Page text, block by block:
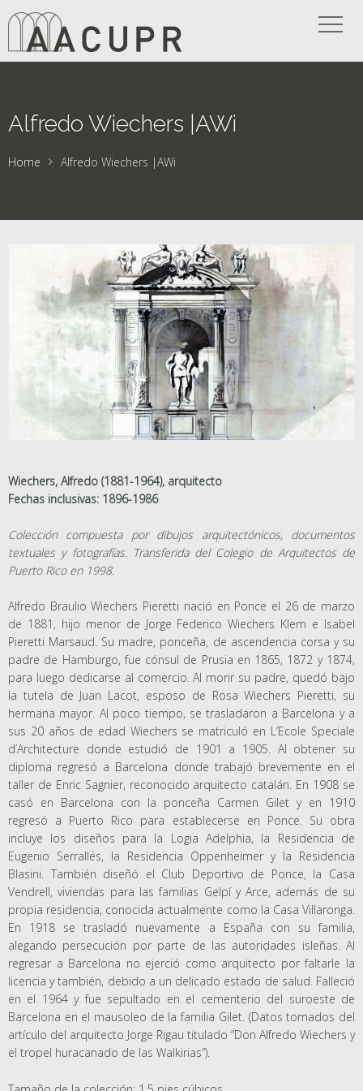
Alfredo Wiechers |AWi
Home Alfredo Wiechers |AWi
Wiechers, Alfredo (1881-1964), arquitecto
Fechas inclusivas: 1896-1986
Colección compuesta por dibujos arquitectónicos, documentos
textuales y fotografías. Transferida del Colegio de Arquitectos de
Puerto Rico en 1998.
Alfredo Braulio Wiechers Pieretti nació en Ponce el 26 de marzo
de 1881, hijo menor de Jorge Federico Wiechers Klem e Isabel
Pieretti Marsaud. Su madre, ponceña, de ascendencia corsa y su
padre de Hamburgo, fue cónsul de Prusia en 1865, 1872 y 1874,
para luego dedicarse al comercio. Al morir su padre, quedó bajo
la tutela de Juan Lacot, esposo de Rosa Wiechers Pieretti, su
hermana mayor. Al poco tiempo, se trasladaron a Barcelona y a
sus 20 años de edad Wiechers se matriculó en L’Ecole Speciale
d’Architecture donde estudió de 1901 a 1905. Al obtener su
diploma regresó a Barcelona donde trabajó brevemente en el
taller de Enric Sagnier, reconocido arquitecto catalán. En 1908 se
casó en Barcelona con la ponceña Carmen Gilet y en 1910
regresó a Puerto Rico para establecerse en Ponce. Su obra
incluye los diseños para la Logia Adelphia, la Residencia de
Eugenio Serrallés, la Residencia Oppenheimer y la Residencia
Blasini. También diseñó el Club Deportivo de Ponce, la Casa
Vendrell, viviendas para las familias Gelpí y Arce, además de su
propia residencia, conocida actualmente como la Casa Villaronga.
En 1918 se trasladó nuevamente a España con su familia,
alegando persecución por parte de las autoridades isleñas. Al
regresar a Barcelona no ejerció como arquitecto por faltarle la
licencia y también, debido a un delicado estado de salud. Falleció
en el 1964 y fue sepultado en el cementerio del suroeste de
Barcelona en el mausoleo de la familia Gilet. (Datos tomados del
artículo del arquitecto Jorge Rigau titulado “Don Alfredo Wiechers y
el tropel huracanado de las Walkirias”).